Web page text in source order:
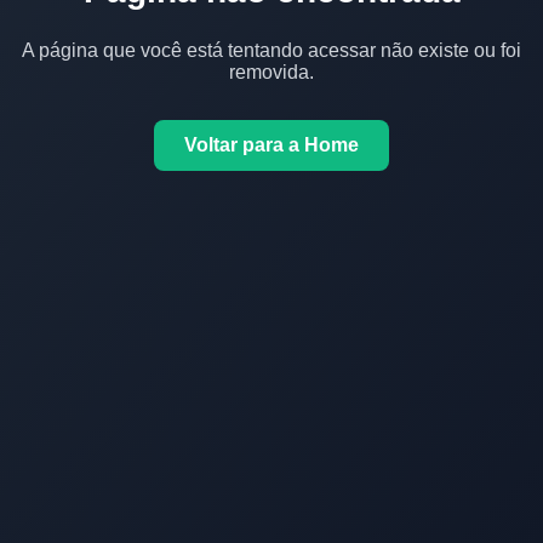
A página que você está tentando acessar não existe ou foi
removida.
Voltar para a Home